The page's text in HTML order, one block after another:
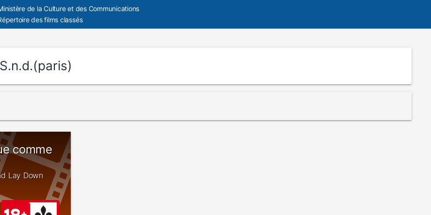
de la Culture et des Communications
des films classés
S.n.d.(paris)
comme
Lay Down